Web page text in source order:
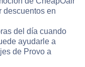
descuentos en
del día cuando
ayudarle a
de Provo a